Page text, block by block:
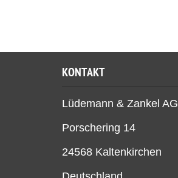
KONTAKT
Lüdemann & Zankel AG
Porschering 14
24568 Kaltenkirchen